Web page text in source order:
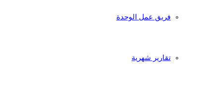
فريق عمل الوحدة
تقارير شهرية